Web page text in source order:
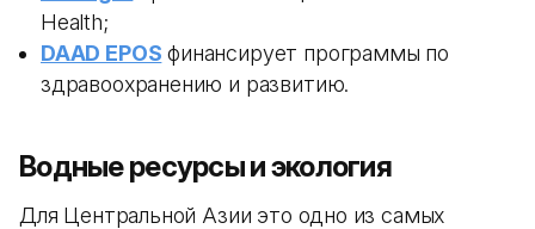
Health;
DAAD EPOS финансирует программы по
здравоохранению и развитию.
Водные ресурсы и экология
Для Центральной Азии это одно из самых